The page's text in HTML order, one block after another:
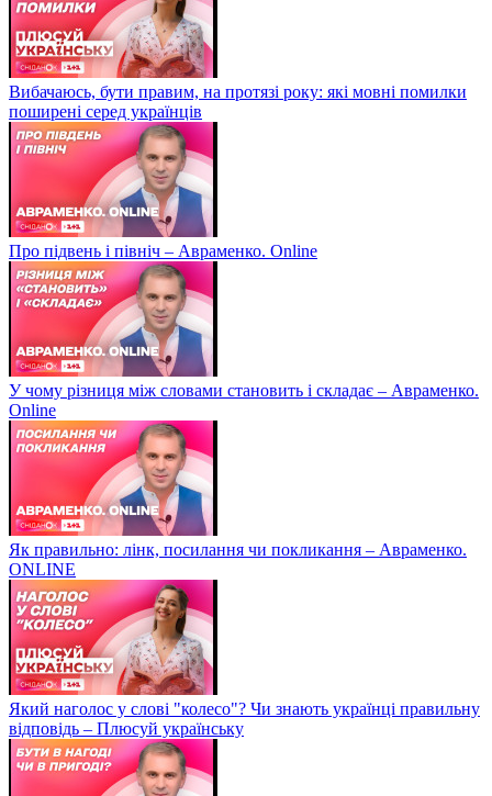
Вибачаюсь, бути правим, на протязі року: які мовні помилки
поширені серед українців
Про підвень і північ – Авраменко. Online
У чому різниця між словами становить і складає – Авраменко.
Online
Як правильно: лінк, посилання чи покликання – Авраменко.
ONLINE
Який наголос у слові "колесо"? Чи знають українці правильну
відповідь – Плюсуй українську